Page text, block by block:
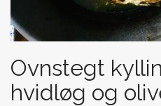
Ovnstegt
hvidløg og